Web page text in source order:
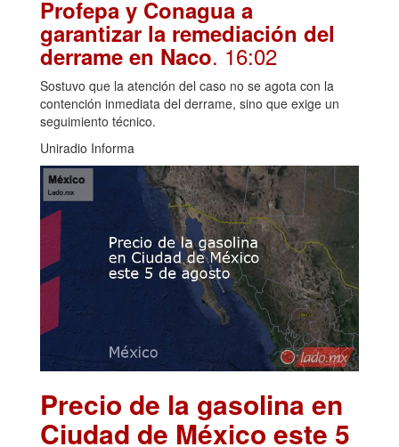
Profepa y Conagua a
garantizar la remediación del
derrame en Naco. 16:02
Sostuvo que la atención del caso no se agota con la
contención inmediata del derrame, sino que exige un
seguimiento técnico.
Uniradio Informa
Precio de la gasolina en
Ciudad de México este 5